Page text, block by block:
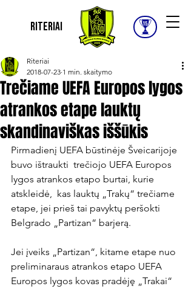
Riteriai
Trečiame UEFA Europos lygos
atrankos etape lauktų
skandinaviškas iššūkis
Riteriai
2018-07-23 1 min. skaitymo
Pirmadienį UEFA būstinėje Šveicarijoje
buvo ištraukti  trečiojo UEFA Europos
lygos atrankos etapo burtai, kurie
atskleidė,  kas lauktų „Trakų“ trečiame
etape, jei prieš tai pavyktų peršokti
Belgrado „Partizan“ barjerą.
Jei įveiks „Partizan“, kitame etape nuo
preliminaraus atrankos etapo UEFA
Europos lygos kovas pradėję „Trakai“